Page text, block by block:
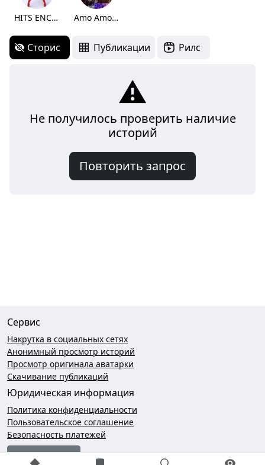
HITS ENCORE Amo Amor Amore
Сторис Публикации Рилс
⚠️
Не получилось проверить наличие
историй
Повторить запрос
Сервис
Накрутка в социальных сетях
Анонимный просмотр историй
Просмотр оригинала аватарки
Скачивание публикаций
Юридическая информация
Политика конфиденциальности
Пользовательское соглашение
Безопасность платежей
Чат поддержки